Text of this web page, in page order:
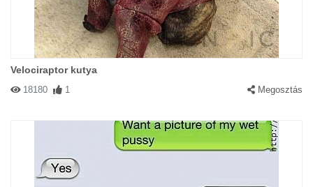
Velociraptor kutya
18180 1 Megosztás